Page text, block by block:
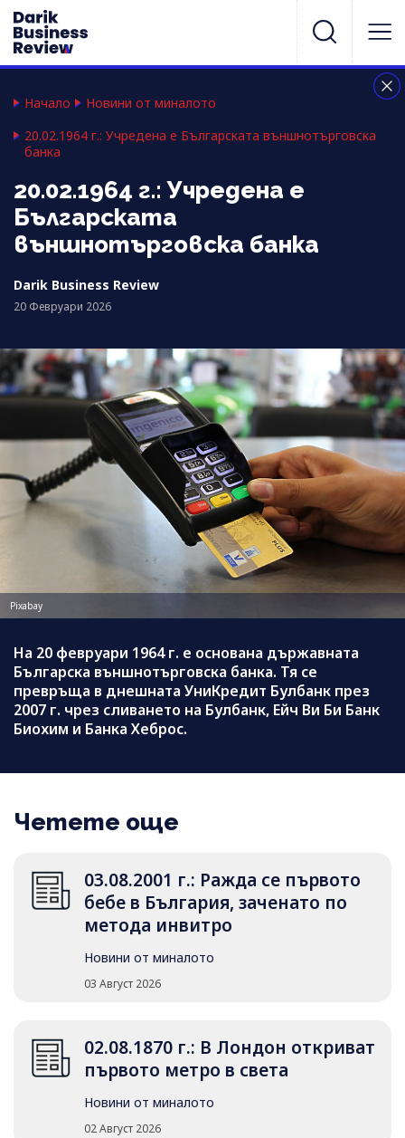
Начало
Новини от миналото
20.02.1964 г.: Учредена е Българската външнотърговска
банка
Pixabay
20.02.1964 г.: Учредена е
Българската
външнотърговска банка
Darik Business Review
20 Февруари 2026
На 20 февруари 1964 г. е основана държавната
Българска външнотърговска банка. Тя се
превръща в днешната УниКредит Булбанк през
2007 г. чрез сливането на Булбанк, Ейч Ви Би Банк
Биохим и Банка Хеброс.
Четете още
03.08.2001 г.: Ражда се първото
бебе в България, заченато по
метода инвитро
Новини от миналото
03 Август 2026
02.08.1870 г.: В Лондон откриват
първото метро в света
Новини от миналото
02 Август 2026